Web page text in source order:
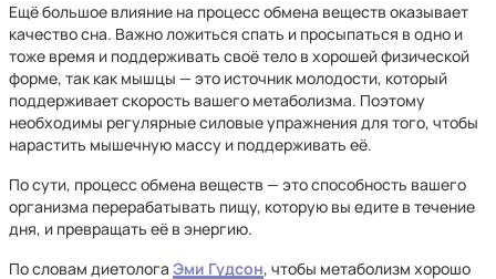
Ещё большое влияние на процесс обмена веществ оказывает
качество сна. Важно ложиться спать и просыпаться в одно и
тоже время и поддерживать своё тело в хорошей физической
форме, так как мышцы — это источник молодости, который
поддерживает скорость вашего метаболизма. Поэтому
необходимы регулярные силовые упражнения для того, чтобы
нарастить мышечную массу и поддерживать её.
По сути, процесс обмена веществ — это способность вашего
организма перерабатывать пищу, которую вы едите в течение
дня, и превращать её в энергию.
По словам диетолога Эми Гудсон, чтобы метаболизм хорошо